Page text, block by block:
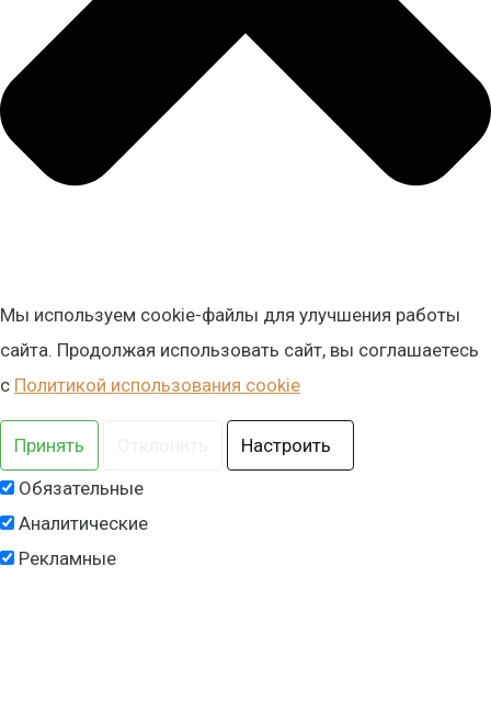
Мы используем cookie-файлы для улучшения работы
сайта. Продолжая использовать сайт, вы соглашаетесь
с Политикой использования cookie
Принять
Настроить
Обязательные
Аналитические
Рекламные